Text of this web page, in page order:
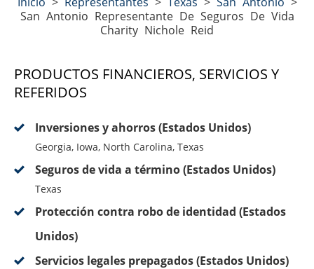
San Antonio Representante De Seguros De Vida
Charity Nichole Reid
PRODUCTOS FINANCIEROS, SERVICIOS Y
REFERIDOS
Inversiones y ahorros (Estados Unidos)
Georgia, Iowa, North Carolina, Texas
Seguros de vida a término (Estados Unidos)
Texas
Protección contra robo de identidad (Estados
Unidos)
Servicios legales prepagados (Estados Unidos)